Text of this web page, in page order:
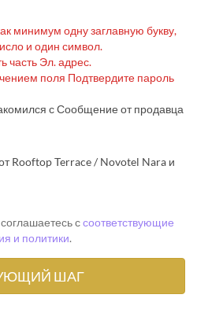
минимум одну заглавную букву,
и один символ.
часть Эл. адрес.
поля Подтвердите пароль
с Сообщение от продавца
Rooftop Terrace / Novotel Nara и
ссоответствующие
и политики.